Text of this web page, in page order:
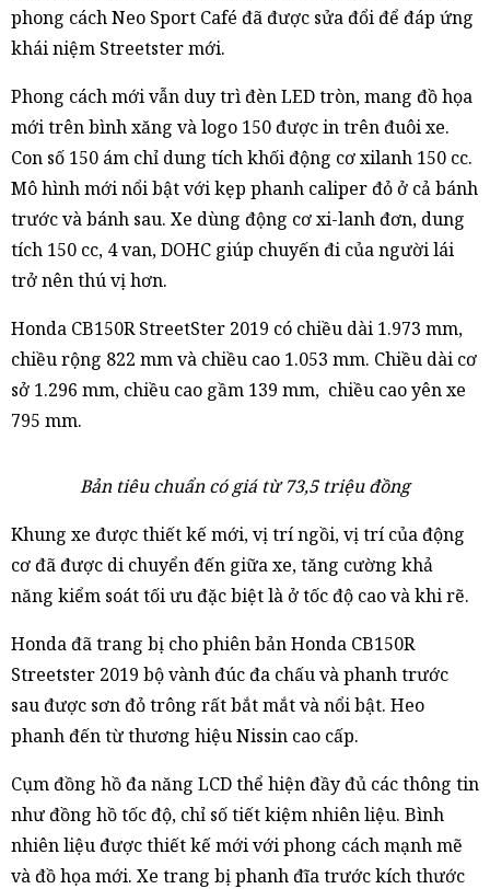
phong cách Neo Sport Café đã được sửa đổi để đáp ứng
khái niệm Streetster mới.
Phong cách mới vẫn duy trì đèn LED tròn, mang đồ họa
mới trên bình xăng và logo 150 được in trên đuôi xe.
Con số 150 ám chỉ dung tích khối động cơ xilanh 150 cc.
Mô hình mới nổi bật với kẹp phanh caliper đỏ ở cả bánh
trước và bánh sau. Xe dùng động cơ xi-lanh đơn, dung
tích 150 cc, 4 van, DOHC giúp chuyến đi của người lái
trở nên thú vị hơn.
Honda CB150R StreetSter 2019 có chiều dài 1.973 mm,
chiều rộng 822 mm và chiều cao 1.053 mm. Chiều dài cơ
sở 1.296 mm, chiều cao gầm 139 mm, chiều cao yên xe
795 mm.
Bản tiêu chuẩn có giá từ 73,5 triệu đồng
Khung xe được thiết kế mới, vị trí ngồi, vị trí của động
cơ đã được di chuyển đến giữa xe, tăng cường khả
năng kiểm soát tối ưu đặc biệt là ở tốc độ cao và khi rẽ.
Honda đã trang bị cho phiên bản Honda CB150R
Streetster 2019 bộ vành đúc đa chấu và phanh trước
sau được sơn đỏ trông rất bắt mắt và nổi bật. Heo
phanh đến từ thương hiệu Nissin cao cấp.
Cụm đồng hồ đa năng LCD thể hiện đầy đủ các thông tin
như đồng hồ tốc độ, chỉ số tiết kiệm nhiên liệu. Bình
nhiên liệu được thiết kế mới với phong cách mạnh mẽ
và đồ họa mới. Xe trang bị phanh đĩa trước kích thước